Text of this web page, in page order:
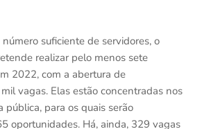
suficiente de servidores, o
realizar pelo menos sete
2022, com a abertura de
vagas. Elas estão concentradas nos
pública, para os quais serão
oportunidades. Há, ainda, 329 vagas